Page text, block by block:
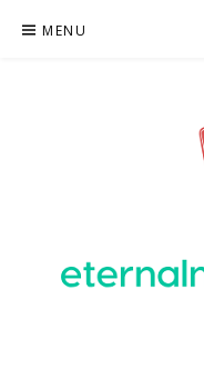
MENU